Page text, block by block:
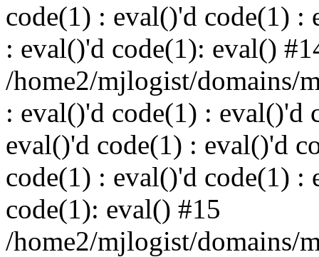
code(1) : eval()'d code(1) :
: eval()'d code(1): eval()
/home2/mjlogist/domains/
: eval()'d code(1) : eval()'d
eval()'d code(1) : eval()'d
code(1) : eval()'d code(1) :
code(1): eval() #15
/home2/mjlogist/domains/